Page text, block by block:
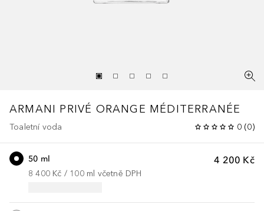
ARMANI PRIVÉ ORANGE MÉDITERRANÉE
Toaletní voda 0 (0)
4 200 Kč
50 ml
8 400 Kč / 100 ml včetně DPH